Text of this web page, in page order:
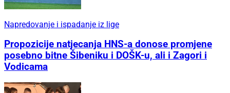
Napredovanje i ispadanje iz lige
Propozicije natjecanja HNS-a donose promjene
posebno bitne Šibeniku i DOŠK-u, ali i Zagori i
Vodicama